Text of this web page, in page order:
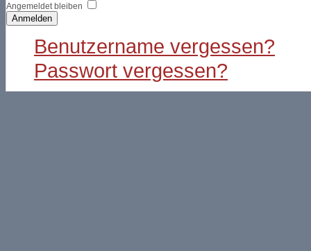
Angemeldet bleiben
Anmelden
Benutzername vergessen?
Passwort vergessen?